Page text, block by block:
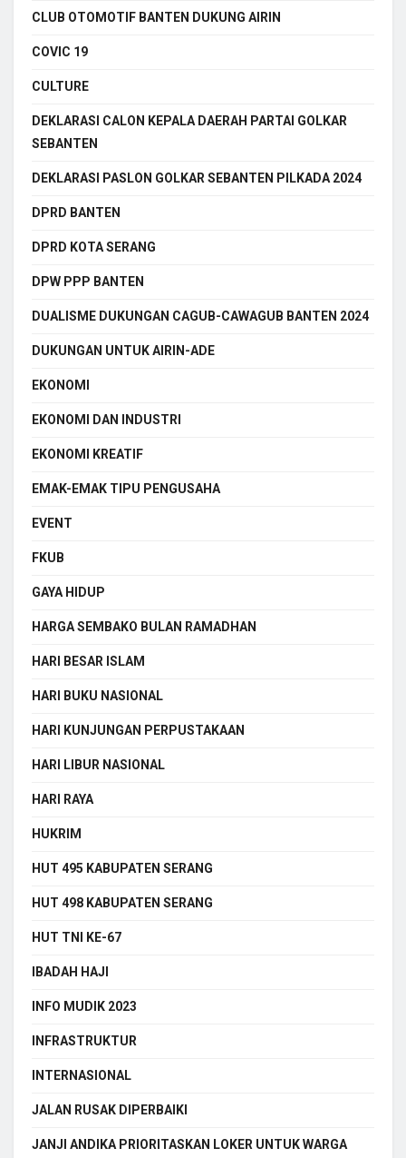
CLUB OTOMOTIF BANTEN DUKUNG AIRIN
COVIC 19
CULTURE
DEKLARASI CALON KEPALA DAERAH PARTAI GOLKAR
SEBANTEN
DEKLARASI PASLON GOLKAR SEBANTEN PILKADA 2024
DPRD BANTEN
DPRD KOTA SERANG
DPW PPP BANTEN
DUALISME DUKUNGAN CAGUB-CAWAGUB BANTEN 2024
DUKUNGAN UNTUK AIRIN-ADE
EKONOMI
EKONOMI DAN INDUSTRI
EKONOMI KREATIF
EMAK-EMAK TIPU PENGUSAHA
EVENT
FKUB
GAYA HIDUP
HARGA SEMBAKO BULAN RAMADHAN
HARI BESAR ISLAM
HARI BUKU NASIONAL
HARI KUNJUNGAN PERPUSTAKAAN
HARI LIBUR NASIONAL
HARI RAYA
HUKRIM
HUT 495 KABUPATEN SERANG
HUT 498 KABUPATEN SERANG
HUT TNI KE-67
IBADAH HAJI
INFO MUDIK 2023
INFRASTRUKTUR
INTERNASIONAL
JALAN RUSAK DIPERBAIKI
JANJI ANDIKA PRIORITASKAN LOKER UNTUK WARGA